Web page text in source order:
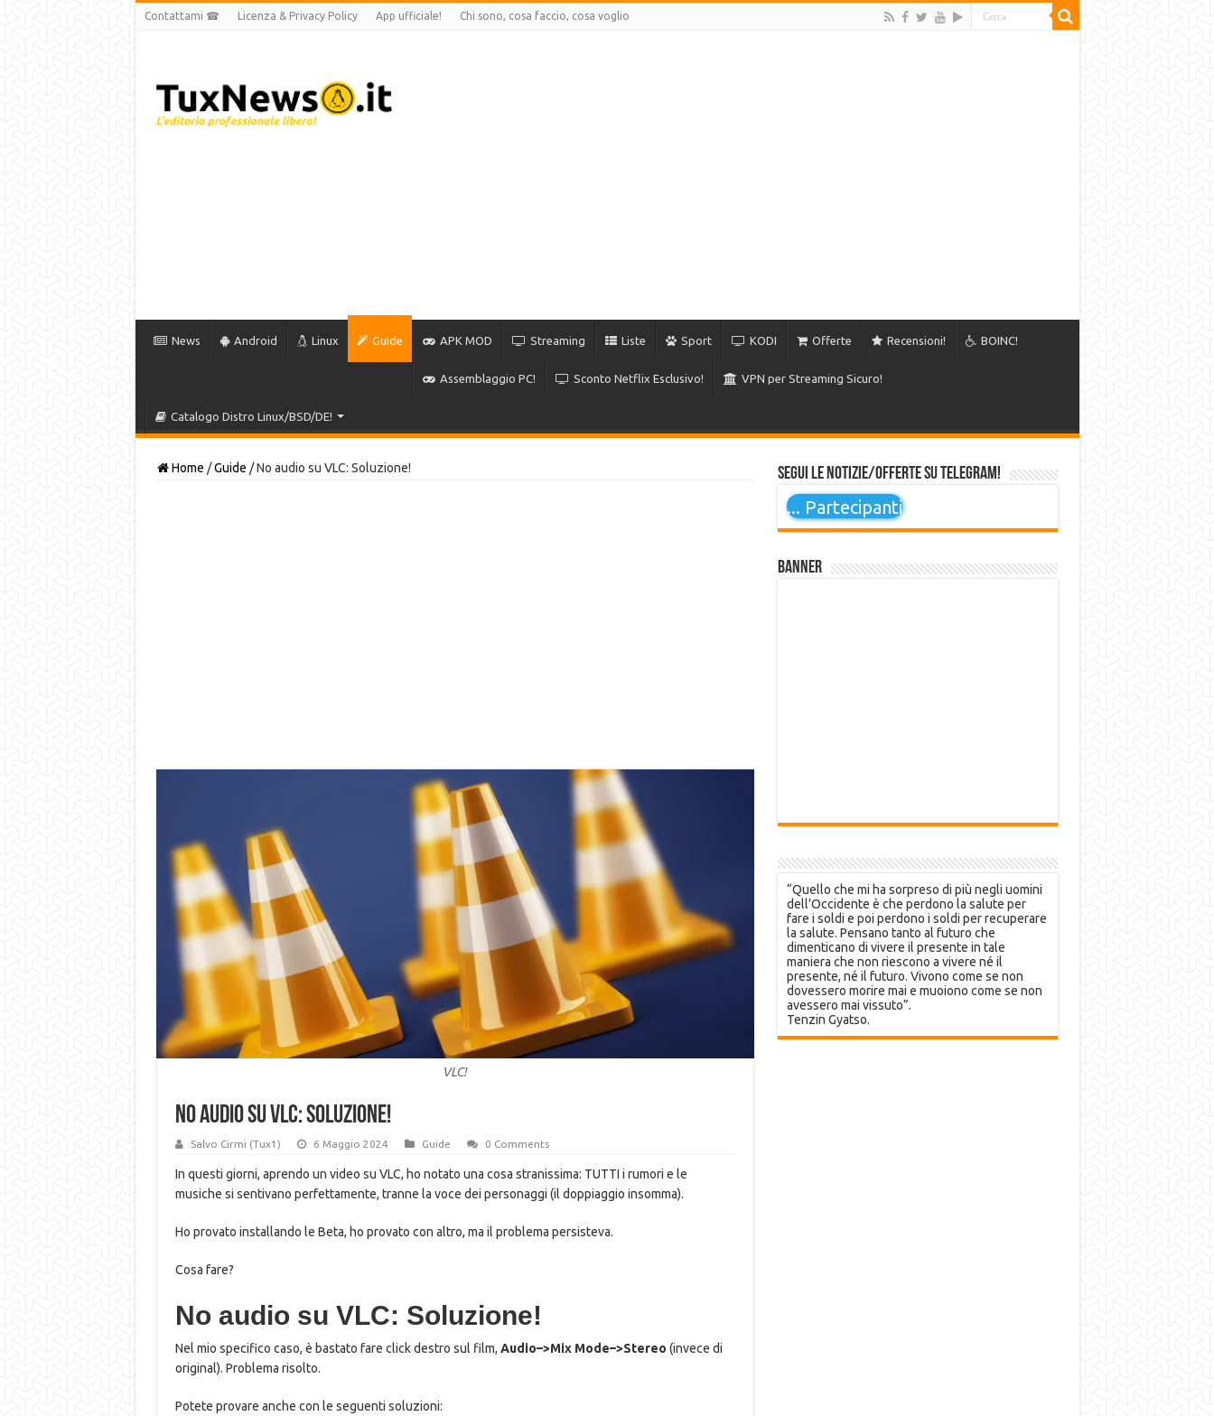
Contattami ☎ Licenza & Privacy Policy App ufficiale! Chi sono, cosa faccio, cosa voglio
News Android Linux Guide APK MOD Streaming Liste Sport KODI Offerte Recensioni! BOINC!
Assemblaggio PC! Sconto Netflix Esclusivo! VPN per Streaming Sicuro!
Catalogo Distro Linux/BSD/DE!
Home / Guide / No audio su VLC: Soluzione!
VLC!
No audio su VLC: Soluzione!
Salvo Cirmi (Tux1) 6 Maggio 2024 Guide 0 Comments
In questi giorni, aprendo un video su VLC, ho notato una cosa stranissima: TUTTI i rumori e le
musiche si sentivano perfettamente, tranne la voce dei personaggi (il doppiaggio insomma).
Ho provato installando le Beta, ho provato con altro, ma il problema persisteva.
Cosa fare?
No audio su VLC: Soluzione!
Nel mio specifico caso, è bastato fare click destro sul film, Audio–>Mix Mode–>Stereo (invece di
original). Problema risolto.
Potete provare anche con le seguenti soluzioni:
Segui le notizie/offerte su Telegram!
... Partecipanti
Banner
“Quello che mi ha sorpreso di più negli uomini
dell’Occidente è che perdono la salute per
fare i soldi e poi perdono i soldi per recuperare
la salute. Pensano tanto al futuro che
dimenticano di vivere il presente in tale
maniera che non riescono a vivere né il
presente, né il futuro. Vivono come se non
dovessero morire mai e muoiono come se non
avessero mai vissuto”.
Tenzin Gyatso.